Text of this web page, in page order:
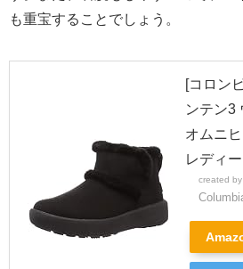
も重宝することでしょう。
[コロン
ンテン3
オムニ
レディ
created by